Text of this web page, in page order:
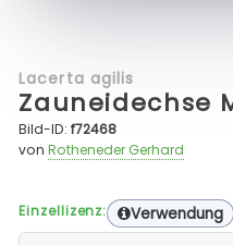
Lacerta agilis
Zauneidechse
Bild-ID:f72468
vonRotheneder Gerhard
Einzellizenz: Verwendung